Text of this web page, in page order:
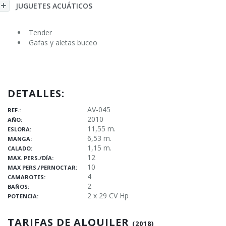
JUGUETES ACUÁTICOS
Tender
Gafas y aletas buceo
DETALLES:
REF.: AV-045
AÑO: 2010
ESLORA: 11,55 m.
MANGA: 6,53 m.
CALADO: 1,15 m.
MAX. PERS./DÍA: 12
MAX PERS./PERNOCTAR: 10
CAMAROTES: 4
BAÑOS: 2
POTENCIA: 2 x 29 CV Hp
TARIFAS DE ALQUILER (2018)